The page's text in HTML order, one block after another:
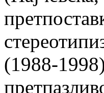
(1988-